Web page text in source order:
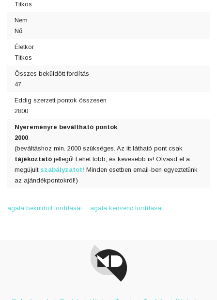
Titkos
Nem
Nő
Életkor
Titkos
Összes beküldött fordítás
47
Eddig szerzett pontok összesen
2800
Nyereményre beváltható pontok
2000
(beváltáshoz min. 2000 szükséges. Az itt látható pont csak
tájékoztató jellegű! Lehet több, és kevesebb is! Olvasd el a
megújult szabályzatot! Minden esetben email-ben egyeztetünk
az ajándékpontokról!)
agata beküldött fordításai. agata kedvenc fordításai.